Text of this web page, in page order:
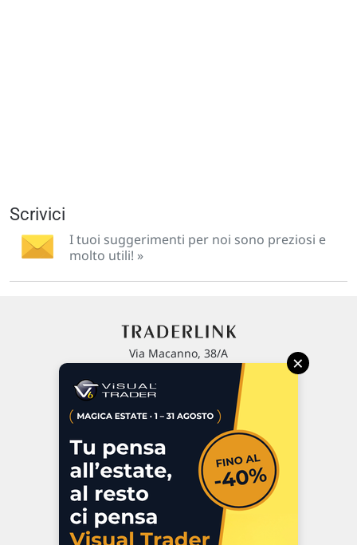
Scrivici
I tuoi suggerimenti per noi sono preziosi e
molto utili! »
Via Macanno, 38/A
P.IVA 02 452 460 401
Commenti e segnalazioni
Contattaci
×